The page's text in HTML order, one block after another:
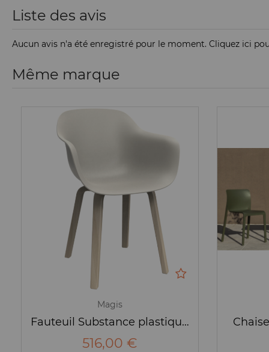
Liste des avis
Aucun avis n'a été enregistré pour le moment. Cliquez ici
Même marque
Magis
Fauteuil Substance plastique & pieds bois
516,00 €